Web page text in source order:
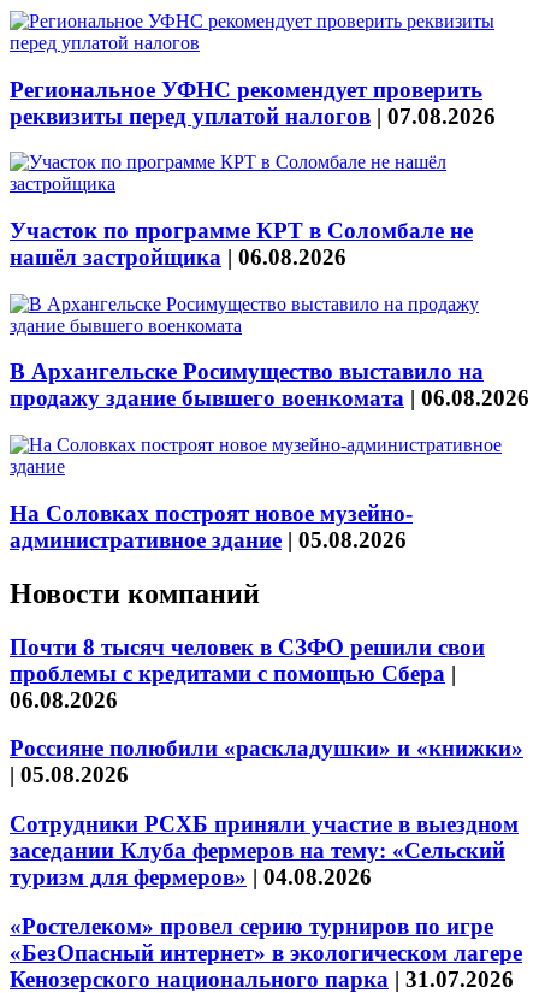
Региональное УФНС рекомендует проверить
реквизиты перед уплатой налогов | 07.08.2026
Участок по программе КРТ в Соломбале не
нашёл застройщика | 06.08.2026
В Архангельске Росимущество выставило на
продажу здание бывшего военкомата | 06.08.2026
На Соловках построят новое музейно-
административное здание | 05.08.2026
Новости компаний
Почти 8 тысяч человек в СЗФО решили свои
проблемы с кредитами с помощью Сбера |
06.08.2026
Россияне полюбили «раскладушки» и «книжки»
| 05.08.2026
Сотрудники РСХБ приняли участие в выездном
заседании Клуба фермеров на тему: «Сельский
туризм для фермеров» | 04.08.2026
«Ростелеком» провел серию турниров по игре
«БезОпасный интернет» в экологическом лагере
Кенозерского национального парка | 31.07.2026